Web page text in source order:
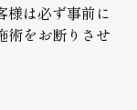
様は必ず事前に
術をお断りさせ